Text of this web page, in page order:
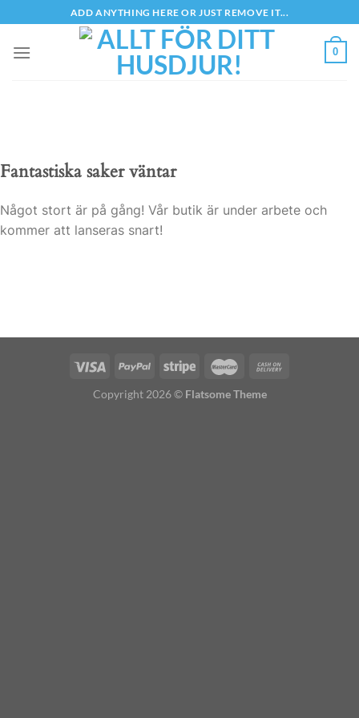
to
content
ADD ANYTHING HERE OR JUST REMOVE IT...
0
Fantastiska saker väntar
Något stort är på gång! Vår butik är under arbete och
kommer att lanseras snart!
Copyright 2026 © Flatsome Theme